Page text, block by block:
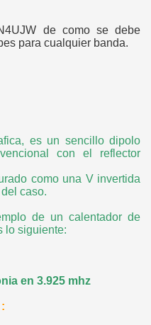
de como se debe
para cualquier banda.
es un sencillo dipolo
con el reflector
como una V invertida
caso.
de un calentador de
lo siguiente:
en 3.925 mhz